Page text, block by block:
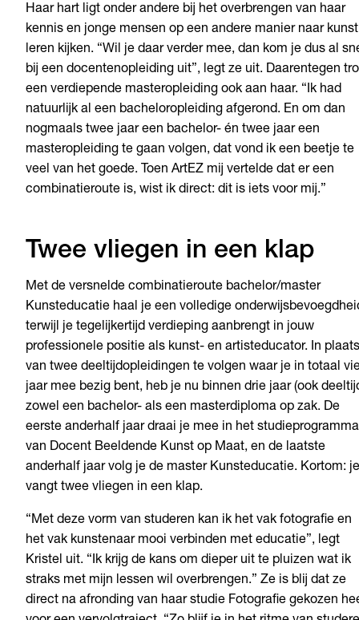
Haar hart ligt onder andere bij het overbrengen van haar
kennis en jonge mensen op een andere manier naar kunst
leren kijken. “Wil je daar verder mee, dan kom je dus al
bij een docentenopleiding uit”, legt ze uit. Daarentegen
een verdiepende masteropleiding ook aan haar. “Ik had
natuurlijk al een bacheloropleiding afgerond. En om dan
nogmaals twee jaar een bachelor- én twee jaar een
masteropleiding te gaan volgen, dat vond ik een beetje te
veel van het goede. Toen ArtEZ mij vertelde dat er een
combinatieroute is, wist ik direct: dit is iets voor mij.”
Twee vliegen in een klap
Met de versnelde combinatieroute bachelor/master
Kunsteducatie haal je een volledige
terwijl je tegelijkertijd verdieping aanbrengt in jouw
professionele positie als kunst- en artisteducator. In plaats
van twee deeltijdopleidingen te volgen waar je in totaal
jaar mee bezig bent, heb je nu binnen drie jaar (ook
zowel een bachelor- als een masterdiploma op zak. De
eerste anderhalf jaar draai je mee in het studieprogramma
van Docent Beeldende Kunst op Maat, en de laatste
anderhalf jaar volg je de master Kunsteducatie. Kortom: je
vangt twee vliegen in een klap.
“Met deze vorm van studeren kan ik het vak fotografie en
het vak kunstenaar mooi verbinden met educatie”, legt
Kristel uit. “Ik krijg de kans om dieper uit te pluizen wat ik
straks met mijn lessen wil overbrengen.” Ze is blij dat ze
direct na afronding van haar studie Fotografie gekozen